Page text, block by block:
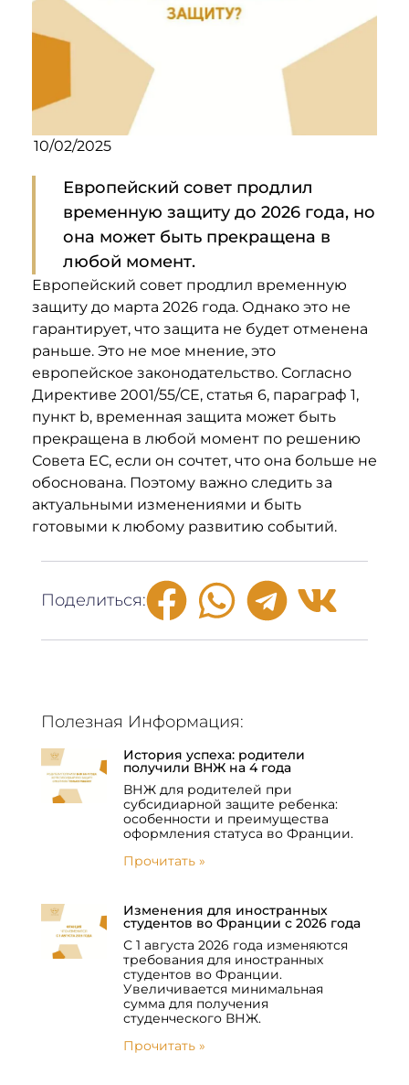
10/02/2025
Европейский совет продлил
временную защиту до 2026 года, но
она может быть прекращена в
любой момент.
Европейский совет продлил временную
защиту до марта 2026 года. Однако это не
гарантирует, что защита не будет отменена
раньше. Это не мое мнение, это
европейское законодательство. Согласно
Директиве 2001/55/CE, статья 6, параграф 1,
пункт b, временная защита может быть
прекращена в любой момент по решению
Совета ЕС, если он сочтет, что она больше не
обоснована. Поэтому важно следить за
актуальными изменениями и быть
готовыми к любому развитию событий.
Поделиться:
Полезная Информация:
История успеха: родители
получили ВНЖ на 4 года
ВНЖ для родителей при
субсидиарной защите ребенка:
особенности и преимущества
оформления статуса во Франции.
Прочитать »
Изменения для иностранных
студентов во Франции с 2026 года
С 1 августа 2026 года изменяются
требования для иностранных
студентов во Франции.
Увеличивается минимальная
сумма для получения
студенческого ВНЖ.
Прочитать »